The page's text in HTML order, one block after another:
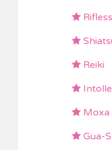
Reiki
Moxa
Gua-